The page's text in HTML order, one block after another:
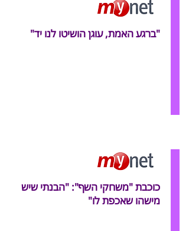
"ברגע האמת, עוגן הושיטו לנו יד"
כוכבת "משחקי השף": "הבנתי שיש
מישהו שאכפת לו"